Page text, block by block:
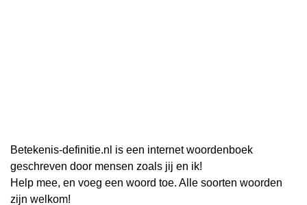
Betekenis-definitie.nl is een internet woordenboek
geschreven door mensen zoals jij en ik!
Help mee, en voeg een woord toe. Alle soorten woorden
zijn welkom!